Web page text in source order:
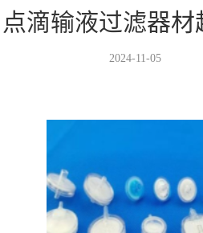
点滴输液过滤器
2024-11-05